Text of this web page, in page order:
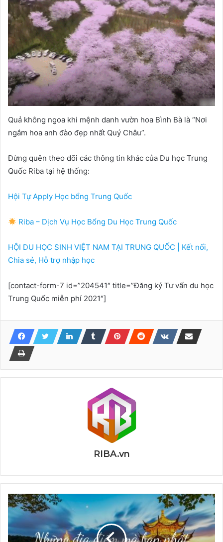
Quả không ngoa khi mệnh danh vườn hoa Bình Bà là “Nơi
ngắm hoa anh đào đẹp nhất Quý Châu”.
Đừng quên theo dõi các thông tin khác của Du học Trung
Quốc Riba tại hệ thống:
Hội Tự Apply Học bổng Trung Quốc
Riba – Dịch Vụ Học Bổng Du Học Trung Quốc
HỘI DU HỌC SINH VIỆT NAM TẠI TRUNG QUỐC | Kết nối,
Chia sẻ, Hỗ trợ nhập học
[contact-form-7 id=”204541″ title=”Đăng ký Tư vấn du học
Trung Quốc miễn phí 2021″]
RIBA.vn